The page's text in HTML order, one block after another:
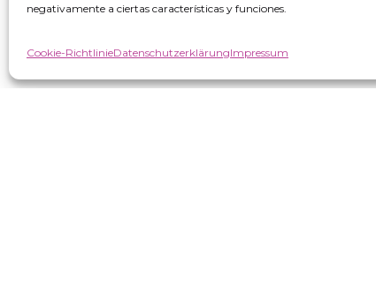
negativamente a ciertas características y funciones.
Cookie-RichtlinieDatenschutzerklärungImpressum